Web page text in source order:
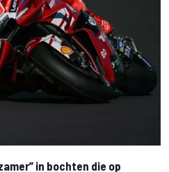
in bochten die op